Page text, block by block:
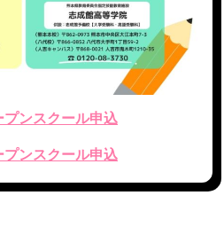
プンスクール申込
ンスクール申込